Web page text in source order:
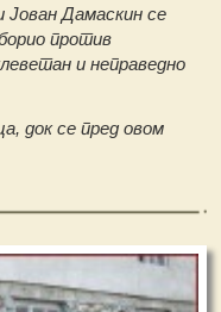
Јован Дамаскин се
против
и неправедно
док се пред овом